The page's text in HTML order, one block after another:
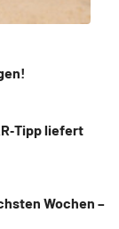
liefert
Wochen –